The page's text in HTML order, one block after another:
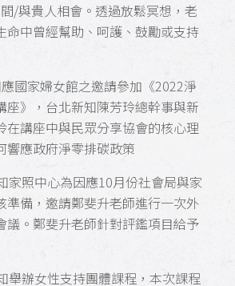
/與貴人相會。透過放鬆冥想，老
命中曾經幫助、呵護、鼓勵或支持
國家婦女館之邀請參加《2022淨
座》，台北新知陳芳玲總幹事與新
在講座中與民眾分享協會的核心理
響應政府淨零排碳政策
家照中心為因應10月份社會局與家
準備，邀請鄭斐升老師進行一次外
議。鄭斐升老師針對評鑑項目給予
舉辦女性支持團體課程，本次課程